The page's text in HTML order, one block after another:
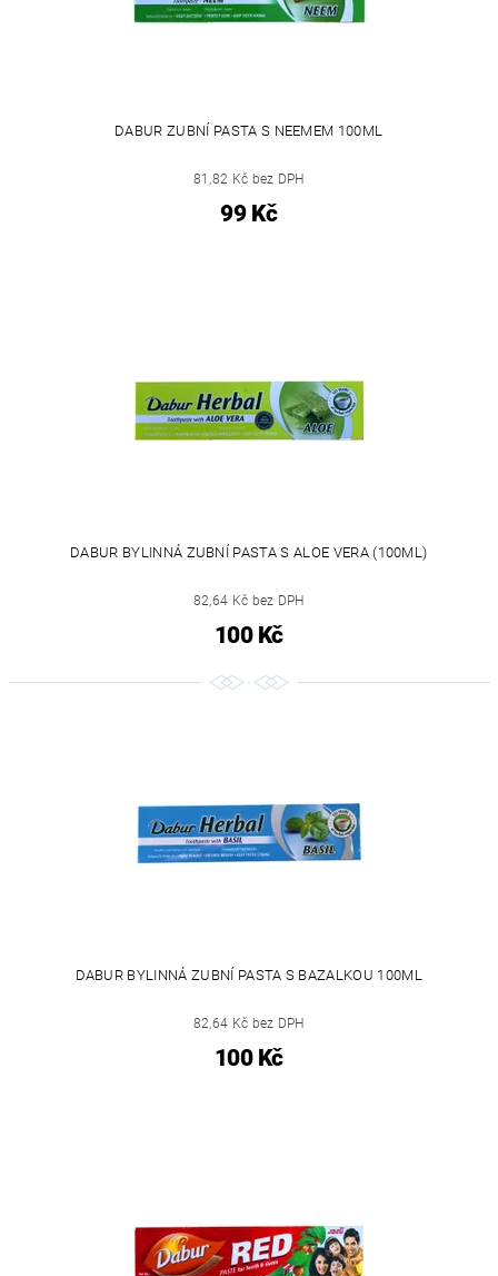
DABUR ZUBNÍ PASTA S NEEMEM 100ML
81,82 Kč bez DPH
99 Kč
DABUR BYLINNÁ ZUBNÍ PASTA S ALOE VERA (100ML)
82,64 Kč bez DPH
100 Kč
DABUR BYLINNÁ ZUBNÍ PASTA S BAZALKOU 100ML
82,64 Kč bez DPH
100 Kč